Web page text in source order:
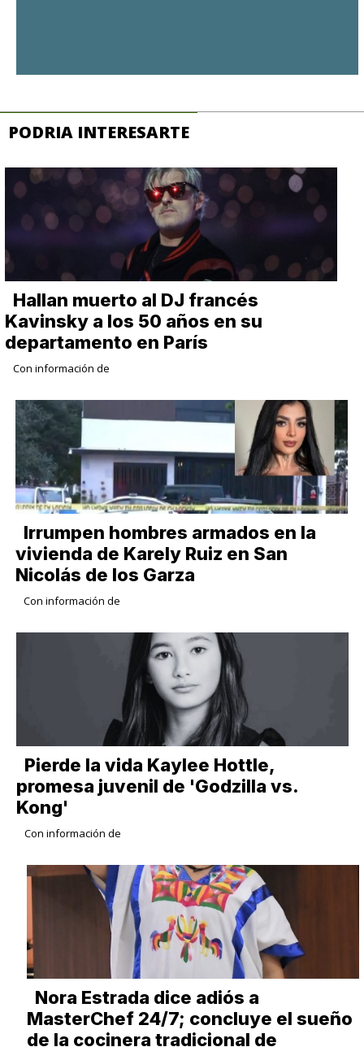
PODRIA INTERESARTE
Hallan muerto al DJ francés
Kavinsky a los 50 años en su
departamento en París
Con información de
Irrumpen hombres armados en la
vivienda de Karely Ruiz en San
Nicolás de los Garza
Con información de
Pierde la vida Kaylee Hottle,
promesa juvenil de 'Godzilla vs.
Kong'
Con información de
Nora Estrada dice adiós a
MasterChef 24/7; concluye el sueño
de la cocinera tradicional de